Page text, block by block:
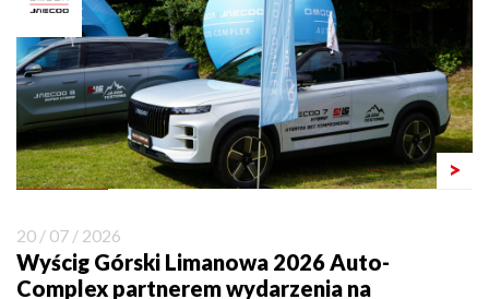
>
20 / 07 / 2026
Wyścig Górski Limanowa 2026 Auto-
Complex partnerem wydarzenia na